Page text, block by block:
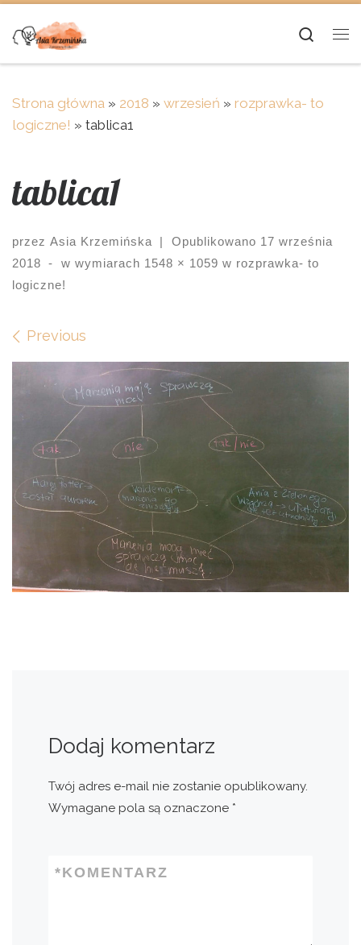
Skip to content
Strona główna » 2018 » wrzesień » rozprawka- to
logiczne! » tablica1
tablica1
przez Asia Krzemińska | Opublikowano 17 września
2018
- w wymiarach 1548 × 1059 w rozprawka- to
logiczne!
Images navigation
Previous
Dodaj komentarz
Twój adres e-mail nie zostanie opublikowany.
Wymagane pola są oznaczone *
KOMENTARZ
*